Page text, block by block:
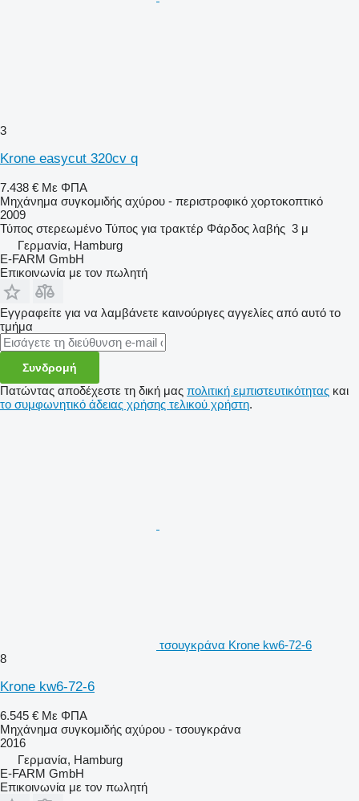
3
Krone easycut 320cv q
7.438 € Με ΦΠΑ
Μηχάνημα συγκομιδής αχύρου - περιστροφικό χορτοκοπτικό
2009
Τύπος στερεωμένο Τύπος για τρακτέρ Φάρδος λαβής 3 μ
Γερμανία, Hamburg
E-FARM GmbH
Επικοινωνία με τον πωλητή
Εγγραφείτε για να λαμβάνετε καινούριγες αγγελίες από αυτό το
τμήμα
Συνδρομή
Πατώντας αποδέχεστε τη δική μας πολιτική εμπιστευτικότητας και
το συμφωνητικό άδειας χρήσης τελικού χρήστη.
τσουγκράνα Krone kw6-72-6
8
Krone kw6-72-6
6.545 € Με ΦΠΑ
Μηχάνημα συγκομιδής αχύρου - τσουγκράνα
2016
Γερμανία, Hamburg
E-FARM GmbH
Επικοινωνία με τον πωλητή